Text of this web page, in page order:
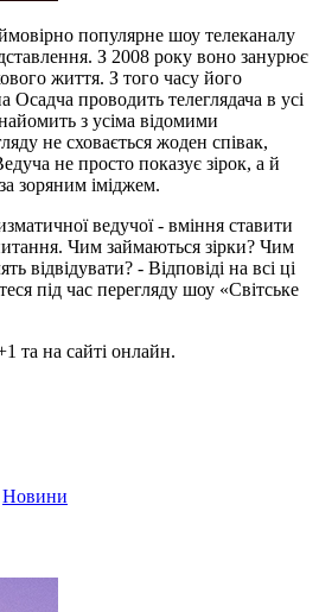
популярне шоу телеканалу
З 2008 року воно занурює
життя. З того часу його
Осадча проводить телеглядача в усі
з усіма відомими
не сховається жоден співак,
не просто показує зірок, а й
зоряним іміджем.
ведучої - вміння ставити
Чим займаються зірки? Чим
відвідувати? - Відповіді на всі ці
під час перегляду шоу «Світське
та на сайті онлайн.
Новини